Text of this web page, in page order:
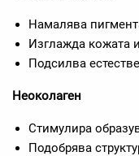
Намалява
Изглажда кожата
Подсилва
Неоколаген
Стимулира
Подобрява